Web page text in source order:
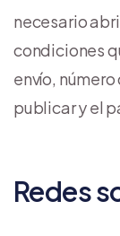
necesario
condiciones
envío,
publicar y el
Redes